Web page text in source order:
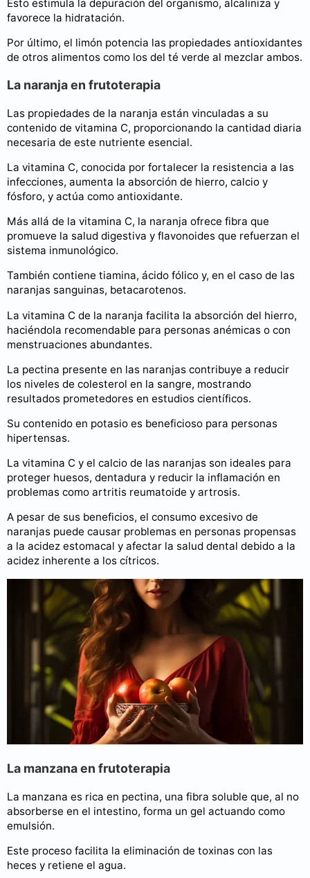
Esto estimula la depuración del organismo, alcaliniza y
favorece la hidratación.
Por último, el limón potencia las propiedades antioxidantes
de otros alimentos como los del té verde al mezclar ambos.
La naranja en frutoterapia
Las propiedades de la naranja están vinculadas a su
contenido de vitamina C, proporcionando la cantidad diaria
necesaria de este nutriente esencial.
La vitamina C, conocida por fortalecer la resistencia a las
infecciones, aumenta la absorción de hierro, calcio y
fósforo, y actúa como antioxidante.
Más allá de la vitamina C, la naranja ofrece fibra que
promueve la salud digestiva y flavonoides que refuerzan el
sistema inmunológico.
También contiene tiamina, ácido fólico y, en el caso de las
naranjas sanguinas, betacarotenos.
La vitamina C de la naranja facilita la absorción del hierro,
haciéndola recomendable para personas anémicas o con
menstruaciones abundantes.
La pectina presente en las naranjas contribuye a reducir
los niveles de colesterol en la sangre, mostrando
resultados prometedores en estudios científicos.
Su contenido en potasio es beneficioso para personas
hipertensas.
La vitamina C y el calcio de las naranjas son ideales para
proteger huesos, dentadura y reducir la inflamación en
problemas como artritis reumatoide y artrosis.
A pesar de sus beneficios, el consumo excesivo de
naranjas puede causar problemas en personas propensas
a la acidez estomacal y afectar la salud dental debido a la
acidez inherente a los cítricos.
La manzana en frutoterapia
La manzana es rica en pectina, una fibra soluble que, al no
absorberse en el intestino, forma un gel actuando como
emulsión.
Este proceso facilita la eliminación de toxinas con las
heces y retiene el agua.